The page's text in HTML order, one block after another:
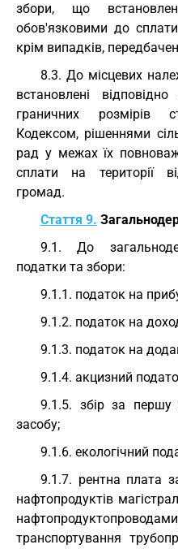
збори, що
обов'язковими до сплати
крім випадків,
8.3. До місцевих
встановлені
граничних розмірів
Кодексом, рішеннями
рад у межах їх
сплати на території
громад.
Стаття 9.
9.1. До
податки та збори:
9.1.1. податок на
9.1.2. податок на
9.1.3. податок на
9.1.4. акцизний
9.1.5. збір за першу
засобу;
9.1.6. екологічний
9.1.7. рентна плата
нафтопродуктів
транспортування